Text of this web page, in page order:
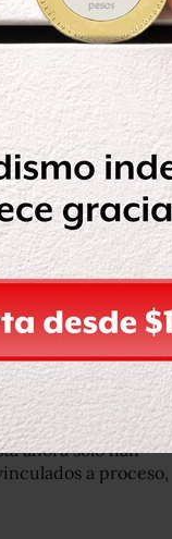
criminal
tenga un
era propiedad
con la
de la propiedad
asesinados.
traslado a una
mismo 19 de
ahora solo han
a proceso,